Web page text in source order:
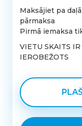
Maksājiet pa
pārmaksa
Pirmā iemaksa
VIETU SKAITS IR
IEROBEŽOTS